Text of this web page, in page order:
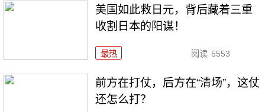
美国如此救日元，背后藏着三重
收割日本的阳谋！
最热 阅读 5553
前方在打仗，后方在“清场”，这仗
还怎么打？